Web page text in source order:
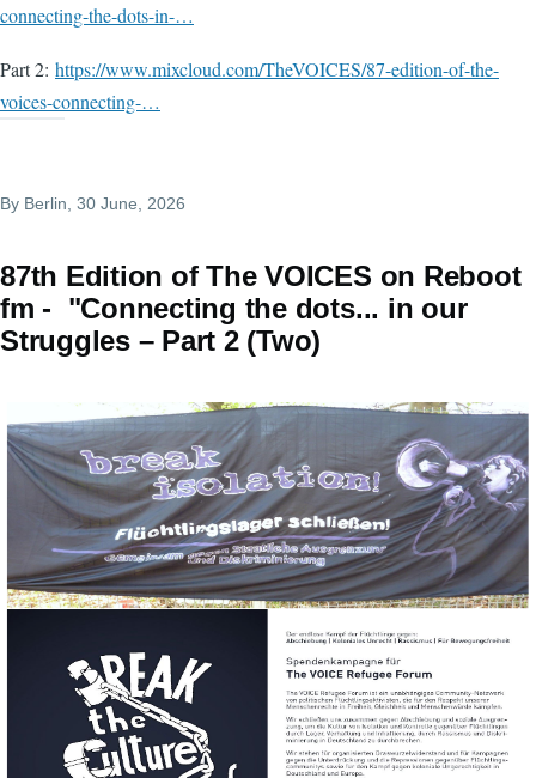
connecting-the-dots-in-…
Part 2: https://www.mixcloud.com/TheVOICES/87-edition-of-the-
voices-connecting-…
By Berlin , 30 June, 2026
87th Edition of The VOICES on Reboot
fm - "Connecting the dots... in our
Struggles – Part 2 (Two)